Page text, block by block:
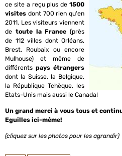
ce site a reçu plus de 1500
visites dont 700 rien qu'en
2011. Les visiteurs viennent
de toute la France (près
de 112 villes dont Orléans,
Brest, Roubaix ou encore
Mulhouse) et même de
différents pays étrangers
dont la Suisse, la Belgique,
la République Tchèque, les
Etats-Unis mais aussi le Canada!
Un grand merci à vous tous et
Eguilles ici-même!
(cliquez sur les photos pour les agrandir)